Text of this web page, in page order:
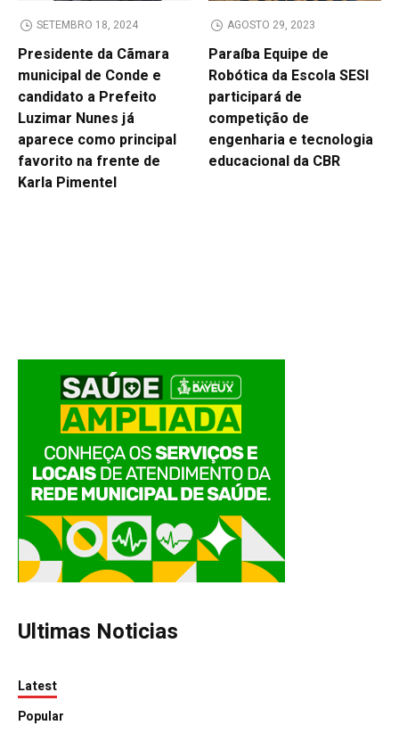
SETEMBRO 18, 2024
Presidente da Cãmara
municipal de Conde e
candidato a Prefeito
Luzimar Nunes já
aparece como principal
favorito na frente de
Karla Pimentel
AGOSTO 29, 2023
Paraíba Equipe de
Robótica da Escola SESI
participará de
competição de
engenharia e tecnologia
educacional da CBR
Ultimas Noticias
Latest
Popular